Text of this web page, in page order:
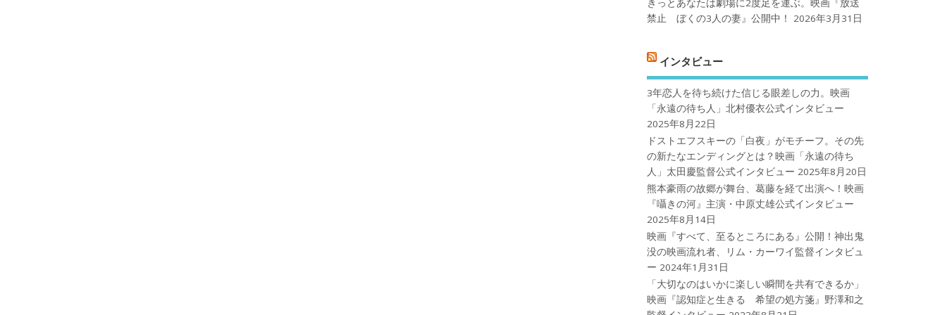
きっとあなたは劇場に2度足を運ぶ。映画『放送
禁止 ぼくの3人の妻』公開中！
2026年3月31日
インタビュー
3年恋人を待ち続けた信じる眼差しの力。映画
「永遠の待ち人」北村優衣公式インタビュー
2025年8月22日
ドストエフスキーの「白夜」がモチーフ。その先
の新たなエンディングとは？映画「永遠の待ち
人」太田慶監督公式インタビュー 2025年8月20日
熊本豪雨の故郷が舞台、葛藤を経て出演へ！映画
『囁きの河』主演・中原丈雄公式インタビュー
2025年8月14日
映画『すべて、至るところにある』公開！神出鬼
没の映画流れ者、リム・カーワイ監督インタビュ
ー 2024年1月31日
「大切なのはいかに楽しい瞬間を共有できるか」
映画『認知症と生きる 希望の処方箋』野澤和之